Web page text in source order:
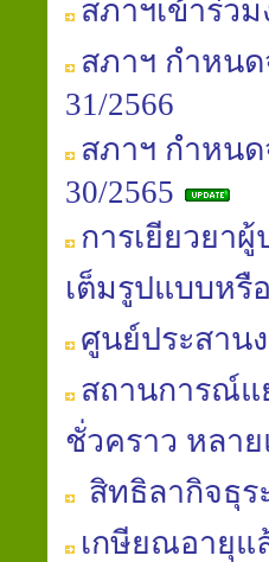
สภาฯเข้าร่ว
สภาฯ กำหน
31/2566
สภาฯ กำหน
30/2565
การเยียวยา
เต็มรูปแบบหรื
ศูนย์ประสาน
สถานการณ์แ
ชั่วคราว หลา
สิทธิลากิจธุ
เกษียณอายุแ